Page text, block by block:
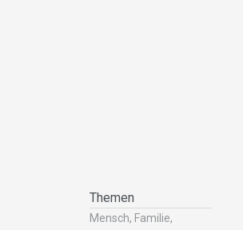
Themen
Mensch, Familie,